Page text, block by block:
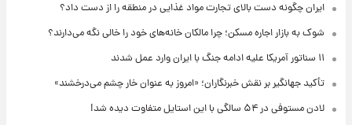
ایران چگونه دست بالای تجارت مواد غذایی در منطقه را از دست داد؟
شوک به بازار اجاره مسکن؛ چرا مالکان خانه‌های خود را خالی نگه می‌دارند؟
۱۱ سناتور آمریکا علیه ادامه جنگ با ایران وارد عمل شدند
تأکید جهانگیر بر نقش خبرنگاران؛ «امروز به عنوان خار چشم می‌درخشند»
لادن مستوفی در ۵۴ سالگی با این استایل متفاوت دیده شد!